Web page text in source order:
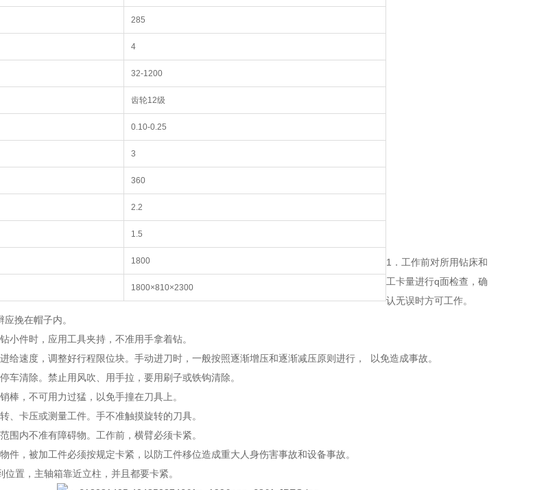
285
4
32-1200
齿轮12级
0.10-0.25
3
360
2.2
1.5
1800
1800×810×2300
1．工作前对所用钻床和
工卡量进行q面检查，确
认无误时方可工作。
挽在帽子内。
小件时，应用工具夹持，不准用手拿着钻。
给速度，调整好行程限位块。手动进刀时，一般按照逐渐增压和逐渐减压原则进行， 以免造成事故。
车清除。禁止用风吹、用手拉，要用刷子或铁钩清除。
棒，不可用力过猛，以免手撞在刀具上。
、卡压或测量工件。手不准触摸旋转的刀具。
围内不准有障碍物。工作前，横臂必须卡紧。
件，被加工件必须按规定卡紧，以防工件移位造成重大人身伤害事故和设备事故。
置，主轴箱靠近立柱，并且都要卡紧。